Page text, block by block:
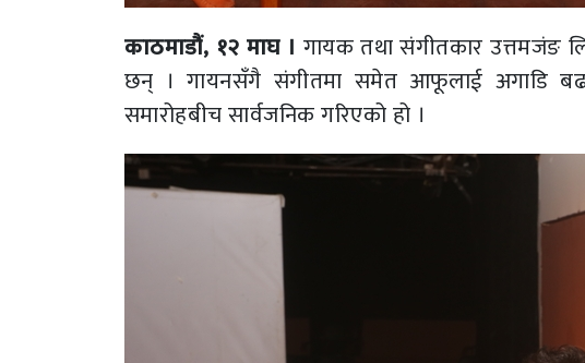
काठमाडौं, १२ माघ । गायक तथा संगीतकार उत्तमजंङ
छन् । गायनसँगै संगीतमा समेत आफूलाई अगाडि
समारोहबीच सार्वजनिक गरिएको हो ।